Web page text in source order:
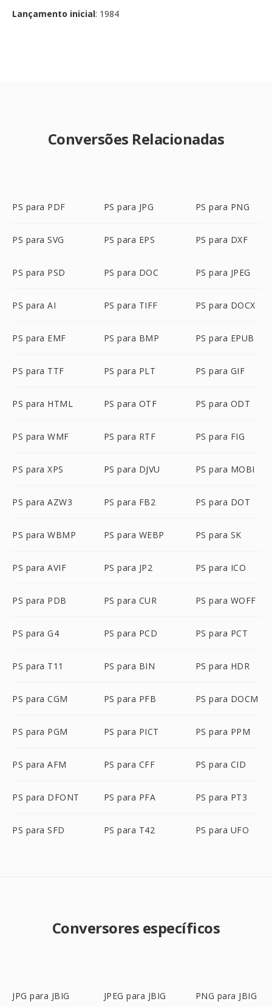
Lançamento inicial: 1984
Conversões Relacionadas
PS para PDF PS para JPG PS para PNG
PS para SVG PS para EPS PS para DXF
PS para PSD PS para DOC PS para JPEG
PS para AI PS para TIFF PS para DOCX
PS para EMF PS para BMP PS para EPUB
PS para TTF PS para PLT PS para GIF
PS para HTML PS para OTF PS para ODT
PS para WMF PS para RTF PS para FIG
PS para XPS PS para DJVU PS para MOBI
PS para AZW3 PS para FB2 PS para DOT
PS para WBMP PS para WEBP PS para SK
PS para AVIF PS para JP2 PS para ICO
PS para PDB PS para CUR PS para WOFF
PS para G4 PS para PCD PS para PCT
PS para T11 PS para BIN PS para HDR
PS para CGM PS para PFB PS para DOCM
PS para PGM PS para PICT PS para PPM
PS para AFM PS para CFF PS para CID
PS para DFONT PS para PFA PS para PT3
PS para SFD PS para T42 PS para UFO
Conversores específicos
JPG para JBIG JPEG para JBIG PNG para JBIG